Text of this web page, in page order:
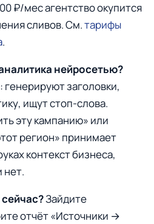
₽/мес агентство окупится
сливов. См.тарифы
.
нейросетью?
заголовки,
ищут стоп-слова.
эту кампанию» или
регион» принимает
контекст бизнеса,
нет.
Зайдите
отчёт «Источники →